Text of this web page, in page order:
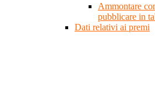
Ammontare
pubblicare in
Dati relativi ai premi